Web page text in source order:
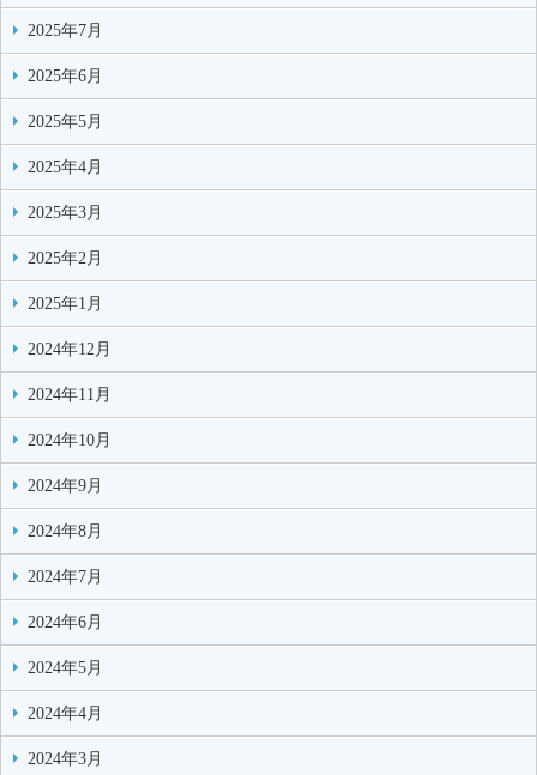
2025年7月
2025年6月
2025年5月
2025年4月
2025年3月
2025年2月
2025年1月
2024年12月
2024年11月
2024年10月
2024年9月
2024年8月
2024年7月
2024年6月
2024年5月
2024年4月
2024年3月